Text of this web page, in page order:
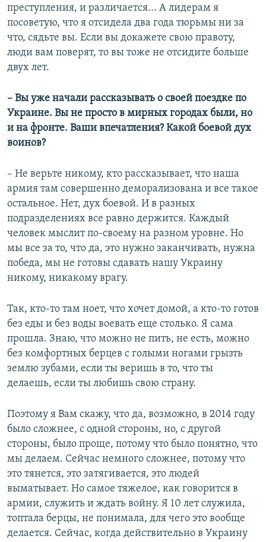
преступления, и различается... А лидерам я
посоветую, что я отсидела два года тюрьмы ни за
что, сядьте вы. Если вы докажете свою правоту,
люди вам поверят, то вы тоже не отсидите больше
двух лет.
– Вы уже начали рассказывать о своей поездке по
Украине. Вы не просто в мирных городах были, но
и на фронте. Ваши впечатления? Какой боевой дух
воинов?
– Не верьте никому, кто рассказывает, что наша
армия там совершенно деморализована и все такое
остальное. Нет, дух боевой. И в разных
подразделениях все равно держится. Каждый
человек мыслит по-своему на разном уровне. Но
мы все за то, что да, это нужно заканчивать, нужна
победа, мы не готовы сдавать нашу Украину
никому, никакому врагу.
Так, кто-то там ноет, что хочет домой, а кто-то готов
без еды и без воды воевать еще столько. Я сама
прошла. Знаю, что можно не пить, не есть, можно
без комфортных берцев с голыми ногами грызть
землю зубами, если ты веришь в то, что ты
делаешь, если ты любишь свою страну.
Поэтому я Вам скажу, что да, возможно, в 2014 году
было сложнее, с одной стороны, но, с другой
стороны, было проще, потому что было понятно, что
мы делаем. Сейчас немного сложнее, потому что
это тянется, это затягивается, это людей
выматывает. Но самое тяжелое, как говорится в
армии, служить и ждать войну. Я 10 лет служила,
топтала берцы, не понимала, для чего это вообще
делается. Сейчас, когда действительно в Украину